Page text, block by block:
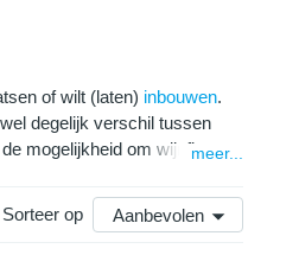
of wilt (laten) inbouwen.
degelijk verschil tussen
mogelijkheid om wijnflessen
meer...
Sorteer op Aanbevolen